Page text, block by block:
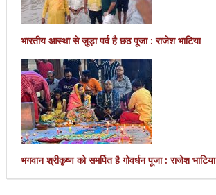
भारतीय आस्था से जुड़ा पर्व है छठ पूजा : राजेश भाटिया
भगवान श्रीकृष्ण को समर्पित है गोवर्धन पूजा : राजेश भाटिया